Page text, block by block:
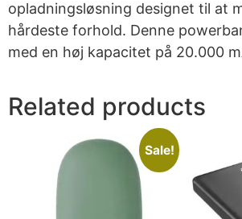
opladningsløsning designet til at
hårdeste forhold. Denne
med en høj kapacitet på 20.000
Related products
Sale!